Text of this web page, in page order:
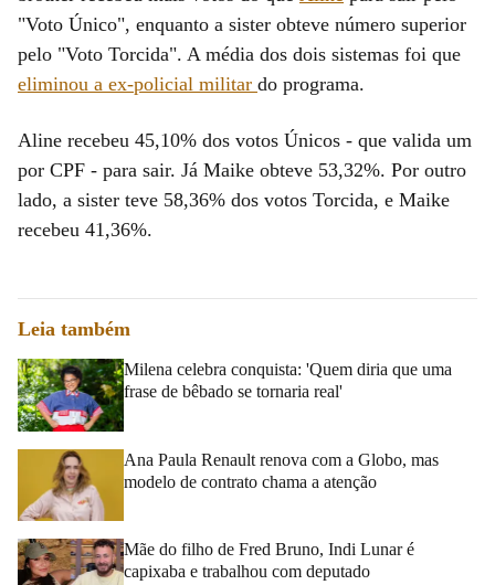
"Voto Único", enquanto a sister obteve número superior
pelo "Voto Torcida". A média dos dois sistemas foi que
eliminou a ex-policial militar do programa.
Aline recebeu 45,10% dos votos Únicos - que valida um
por CPF - para sair. Já Maike obteve 53,32%. Por outro
lado, a sister teve 58,36% dos votos Torcida, e Maike
recebeu 41,36%.
Leia também
Milena celebra conquista: 'Quem diria que uma
frase de bêbado se tornaria real'
Ana Paula Renault renova com a Globo, mas
modelo de contrato chama a atenção
Mãe do filho de Fred Bruno, Indi Lunar é
capixaba e trabalhou com deputado